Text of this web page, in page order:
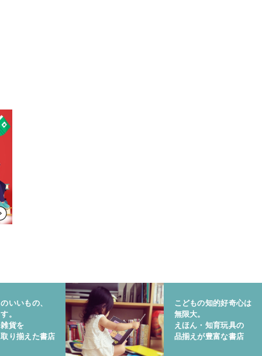
いいもの、
。
貨を
り揃えた書店
こどもの知的好奇心は
無限大。
えほん・知育玩具の
品揃えが豊富な書店